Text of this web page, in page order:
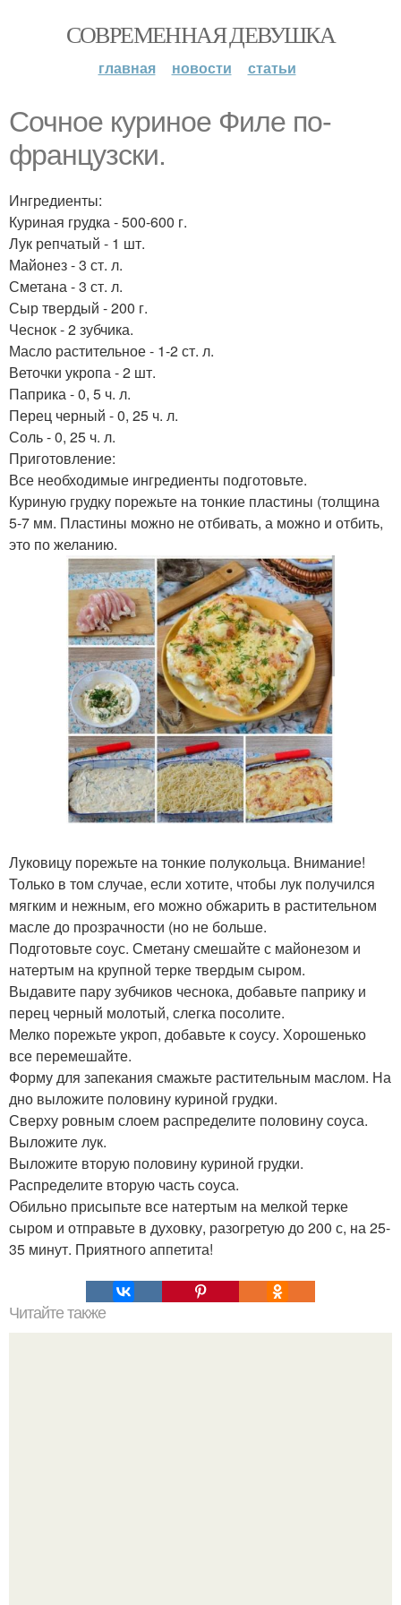
СОВРЕМЕННАЯ ДЕВУШКА
главная новости статьи
Сочное куриное Филе по-
французски.
Ингредиенты:
Куриная грудка - 500-600 г.
Лук репчатый - 1 шт.
Майонез - 3 ст. л.
Сметана - 3 ст. л.
Сыр твердый - 200 г.
Чеснок - 2 зубчика.
Масло растительное - 1-2 ст. л.
Веточки укропа - 2 шт.
Паприка - 0, 5 ч. л.
Перец черный - 0, 25 ч. л.
Соль - 0, 25 ч. л.
Приготовление:
Все необходимые ингредиенты подготовьте.
Куриную грудку порежьте на тонкие пластины (толщина
5-7 мм. Пластины можно не отбивать, а можно и отбить,
это по желанию.
Луковицу порежьте на тонкие полукольца. Внимание!
Только в том случае, если хотите, чтобы лук получился
мягким и нежным, его можно обжарить в растительном
масле до прозрачности (но не больше.
Подготовьте соус. Сметану смешайте с майонезом и
натертым на крупной терке твердым сыром.
Выдавите пару зубчиков чеснока, добавьте паприку и
перец черный молотый, слегка посолите.
Мелко порежьте укроп, добавьте к соусу. Хорошенько
все перемешайте.
Форму для запекания смажьте растительным маслом. На
дно выложите половину куриной грудки.
Сверху ровным слоем распределите половину соуса.
Выложите лук.
Выложите вторую половину куриной грудки.
Распределите вторую часть соуса.
Обильно присыпьте все натертым на мелкой терке
сыром и отправьте в духовку, разогретую до 200 с, на 25-
35 минут. Приятного аппетита!
Читайте также